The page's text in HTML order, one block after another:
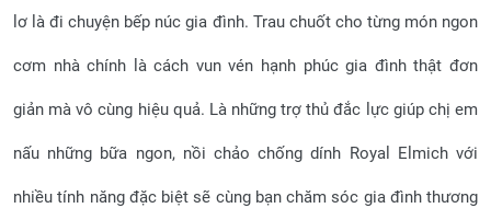
lơ là đi chuyện bếp núc gia đình. Trau chuốt cho từng món ngon
cơm nhà chính là cách vun vén hạnh phúc gia đình thật đơn
giản mà vô cùng hiệu quả. Là những trợ thủ đắc lực giúp chị em
nấu những bữa ngon, nồi chảo chống dính Royal Elmich với
nhiều tính năng đặc biệt sẽ cùng bạn chăm sóc gia đình thương